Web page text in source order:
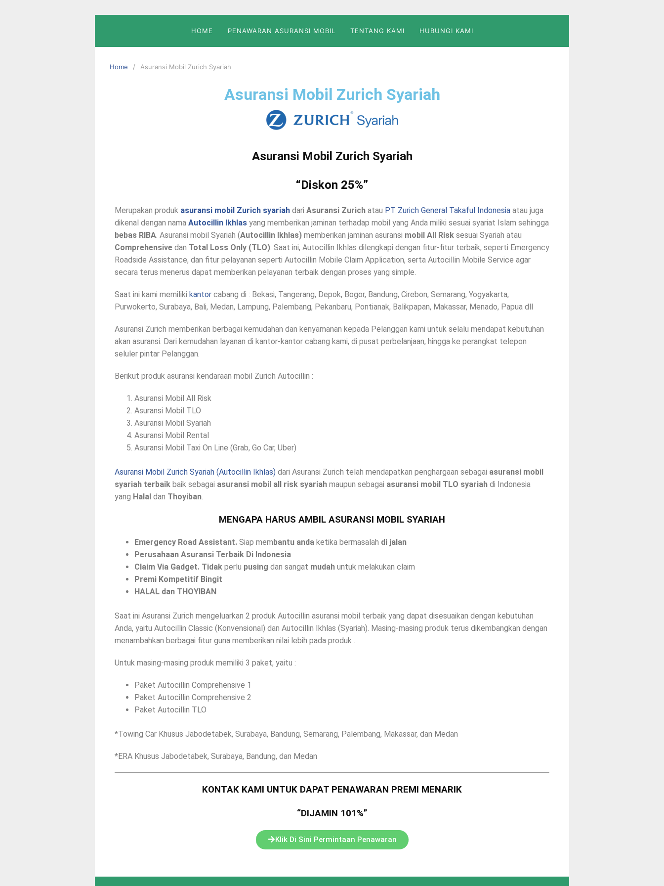
HOME PENAWARAN ASURANSI MOBIL TENTANG KAMI HUBUNGI KAMI
Home Asuransi Mobil Zurich Syariah
Asuransi Mobil Zurich Syariah
Asuransi Mobil Zurich Syariah
“Diskon 25%”
Merupakan produk asuransi mobil Zurich syariah dari Asuransi Zurich atau PT Zurich General Takaful Indonesia atau juga
dikenal dengan nama Autocillin Ikhlas yang memberikan jaminan terhadap mobil yang Anda miliki sesuai syariat Islam sehingga
bebas RIBA . Asuransi mobil Syariah (Autocillin Ikhlas) memberikan jaminan asuransi mobil All Risk sesuai Syariah atau
Comprehensive dan Total Loss Only (TLO) . Saat ini, Autocillin Ikhlas dilengkapi dengan fitur-fitur terbaik, seperti Emergency
Roadside Assistance, dan fitur pelayanan seperti Autocillin Mobile Claim Application, serta Autocillin Mobile Service agar
secara terus menerus dapat memberikan pelayanan terbaik dengan proses yang simple.
Saat ini kami memiliki kantor cabang di : Bekasi, Tangerang, Depok, Bogor, Bandung, Cirebon, Semarang, Yogyakarta,
Purwokerto, Surabaya, Bali, Medan, Lampung, Palembang, Pekanbaru, Pontianak, Balikpapan, Makassar, Menado, Papua dll
Asuransi Zurich memberikan berbagai kemudahan dan kenyamanan kepada Pelanggan kami untuk selalu mendapat kebutuhan
akan asuransi. Dari kemudahan layanan di kantor-kantor cabang kami, di pusat perbelanjaan, hingga ke perangkat telepon
seluler pintar Pelanggan.
Berikut produk asuransi kendaraan mobil Zurich Autocillin :
Asuransi Mobil All Risk
Asuransi Mobil TLO
Asuransi Mobil Syariah
Asuransi Mobil Rental
Asuransi Mobil Taxi On Line (Grab, Go Car, Uber)
Asuransi Mobil Zurich Syariah (Autocillin Ikhlas) dari Asuransi Zurich telah mendapatkan penghargaan sebagai asuransi mobil
syariah terbaik baik sebagai asuransi mobil all risk syariah maupun sebagai asuransi mobil TLO syariah di Indonesia
yang Halal dan Thoyiban
MENGAPA HARUS AMBIL ASURANSI MOBIL SYARIAH
Emergency Road Assistant. Siap mem bantu anda ketika bermasalah di jalan
Perusahaan Asuransi Terbaik Di Indonesia
Claim Via Gadget. Tidak perlu pusing dan sangat mudah untuk melakukan claim
Premi Kompetitif Bingit
HALAL dan THOYIBAN
Saat ini Asuransi Zurich mengeluarkan 2 produk Autocillin asuransi mobil terbaik yang dapat disesuaikan dengan kebutuhan
Anda, yaitu Autocillin Classic (Konvensional) dan Autocillin Ikhlas (Syariah). Masing-masing produk terus dikembangkan dengan
menambahkan berbagai fitur guna memberikan nilai lebih pada produk .
Untuk masing-masing produk memiliki 3 paket, yaitu :
Paket Autocillin Comprehensive 1
Paket Autocillin Comprehensive 2
Paket Autocillin TLO
*Towing Car Khusus Jabodetabek, Surabaya, Bandung, Semarang, Palembang, Makassar, dan Medan
*ERA Khusus Jabodetabek, Surabaya, Bandung, dan Medan
KONTAK KAMI UNTUK DAPAT PENAWARAN PREMI MENARIK
“DIJAMIN 101%”
Klik Di Sini Permintaan Penawaran